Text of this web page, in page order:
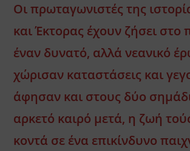
Οι πρωταγωνιστές της
και Έκτορας έχουν ζήσει στο
έναν δυνατό, αλλά νεανικό
χώρισαν καταστάσεις και
άφησαν και στους δύο
αρκετό καιρό μετά, η ζωή
κοντά σε ένα επικίνδυνο